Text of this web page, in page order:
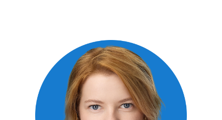
клиники
«Чувствовать шок — это
нормально»: клинический психолог
о том, как пережить трагедию